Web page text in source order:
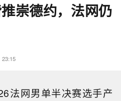
崇德约，法网仍
23:15
法网男单半决赛选手产